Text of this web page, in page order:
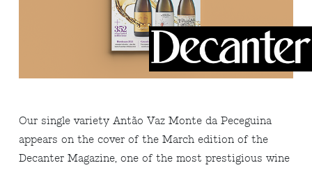
Our single variety Antão Vaz Monte da Peceguina
appears on the cover of the March edition of the
Decanter Magazine, one of the most prestigious wine